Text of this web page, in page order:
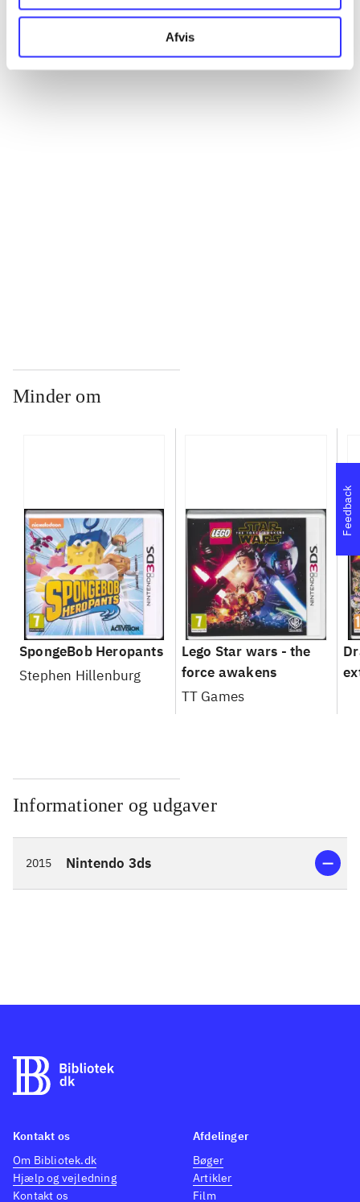
Afvis
Alle registrerede artikler fordelt på udgivelser
Minder om
SpongeBob Heropants
Stephen Hillenburg
Lego Star wars - the
force awakens
TT Games
Informationer og udgaver
2015 Nintendo 3ds
Feedback
Kontakt os
Om Bibliotek.dk
Hjælp og vejledning
Kontakt os
Afdelinger
Bøger
Artikler
Film